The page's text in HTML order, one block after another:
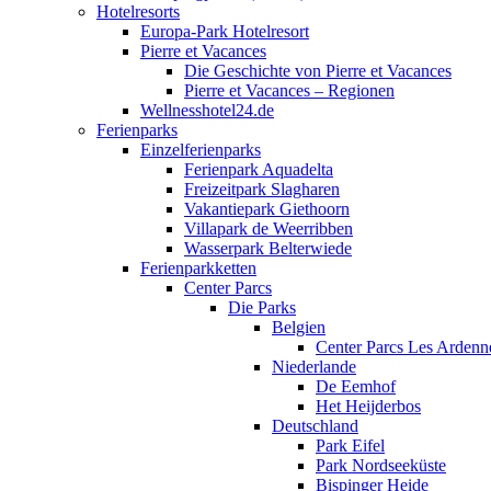
Hotelresorts
Europa-Park Hotelresort
Pierre et Vacances
Die Geschichte von Pierre et Vacances
Pierre et Vacances – Regionen
Wellnesshotel24.de
Ferienparks
Einzelferienparks
Ferienpark Aquadelta
Freizeitpark Slagharen
Vakantiepark Giethoorn
Villapark de Weerribben
Wasserpark Belterwiede
Ferienparkketten
Center Parcs
Die Parks
Belgien
Center Parcs Les
Niederlande
De Eemhof
Het Heijderbos
Deutschland
Park Eifel
Park Nordseeküste
Bispinger Heide